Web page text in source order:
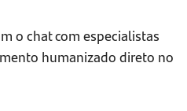
o chat com especialistas
humanizado direto no